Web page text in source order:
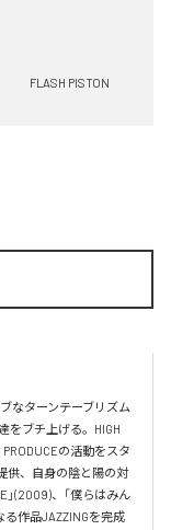
FLASH PISTON
なターンテーブリズム
をブチ上げる。HIGH
の活動をスタ
供、自身の陰と陽の対
(2009)、「僕らはみん
る作品JAZZINGを完成